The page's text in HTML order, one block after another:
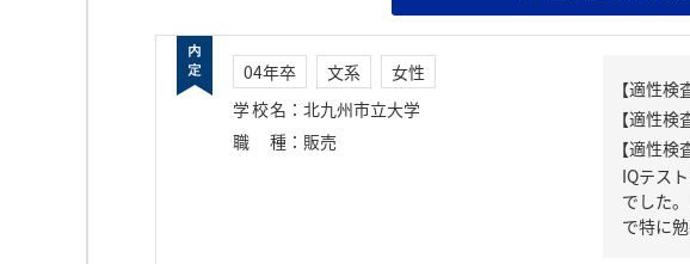
04年卒 文系
女性
学校名 ： 北九州市立大学
職種 ： 販売
【適性検
IQテス
でした
で特に